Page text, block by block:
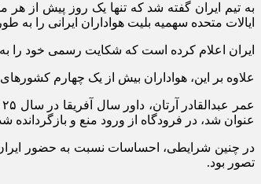
به تیم ایران گفته شد که تنها یک روز پیش از
ایالات متحده سهمیه بلیت هواداران ایرانی را
ایران اعلام کرده است که شکایت رسمی خود را
علاوه بر این، هواداران بیش از یک چهارم
عنوان شد، در فرودگاه از ورود منع و بازگردانده
در چنین شرایطی، احساسات نسبت به حضور
تصور بود.